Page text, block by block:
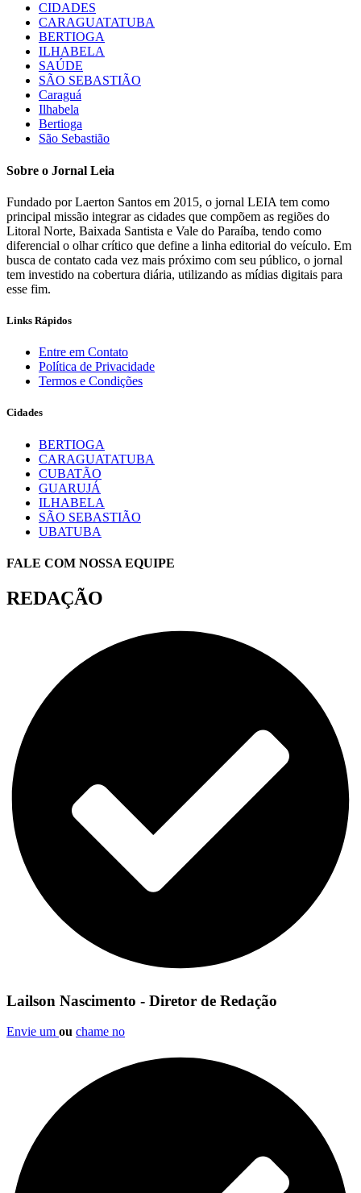
CIDADES
CARAGUATATUBA
BERTIOGA
ILHABELA
SAÚDE
SÃO SEBASTIÃO
Caraguá
Ilhabela
Bertioga
São Sebastião
Sobre o Jornal Leia
Fundado por Laerton Santos em 2015, o jornal LEIA tem como
principal missão integrar as cidades que compõem as regiões do
Litoral Norte, Baixada Santista e Vale do Paraíba, tendo como
diferencial o olhar crítico que define a linha editorial do veículo. Em
busca de contato cada vez mais próximo com seu público, o jornal
tem investido na cobertura diária, utilizando as mídias digitais para
esse fim.
Links Rápidos
Entre em Contato
Política de Privacidade
Termos e Condições
Cidades
BERTIOGA
CARAGUATATUBA
CUBATÃO
GUARUJÁ
ILHABELA
SÃO SEBASTIÃO
UBATUBA
FALE COM NOSSA EQUIPE
REDAÇÃO
Lailson Nascimento - Diretor de Redação
Envie um ou chame no